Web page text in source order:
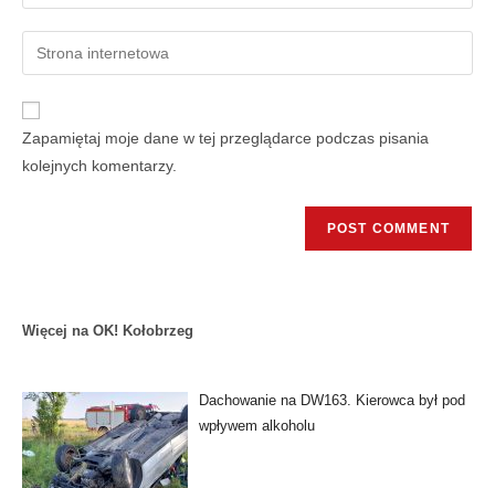
Zapamiętaj moje dane w tej przeglądarce podczas pisania
kolejnych komentarzy.
Więcej na OK! Kołobrzeg
Dachowanie na DW163. Kierowca był pod
wpływem alkoholu